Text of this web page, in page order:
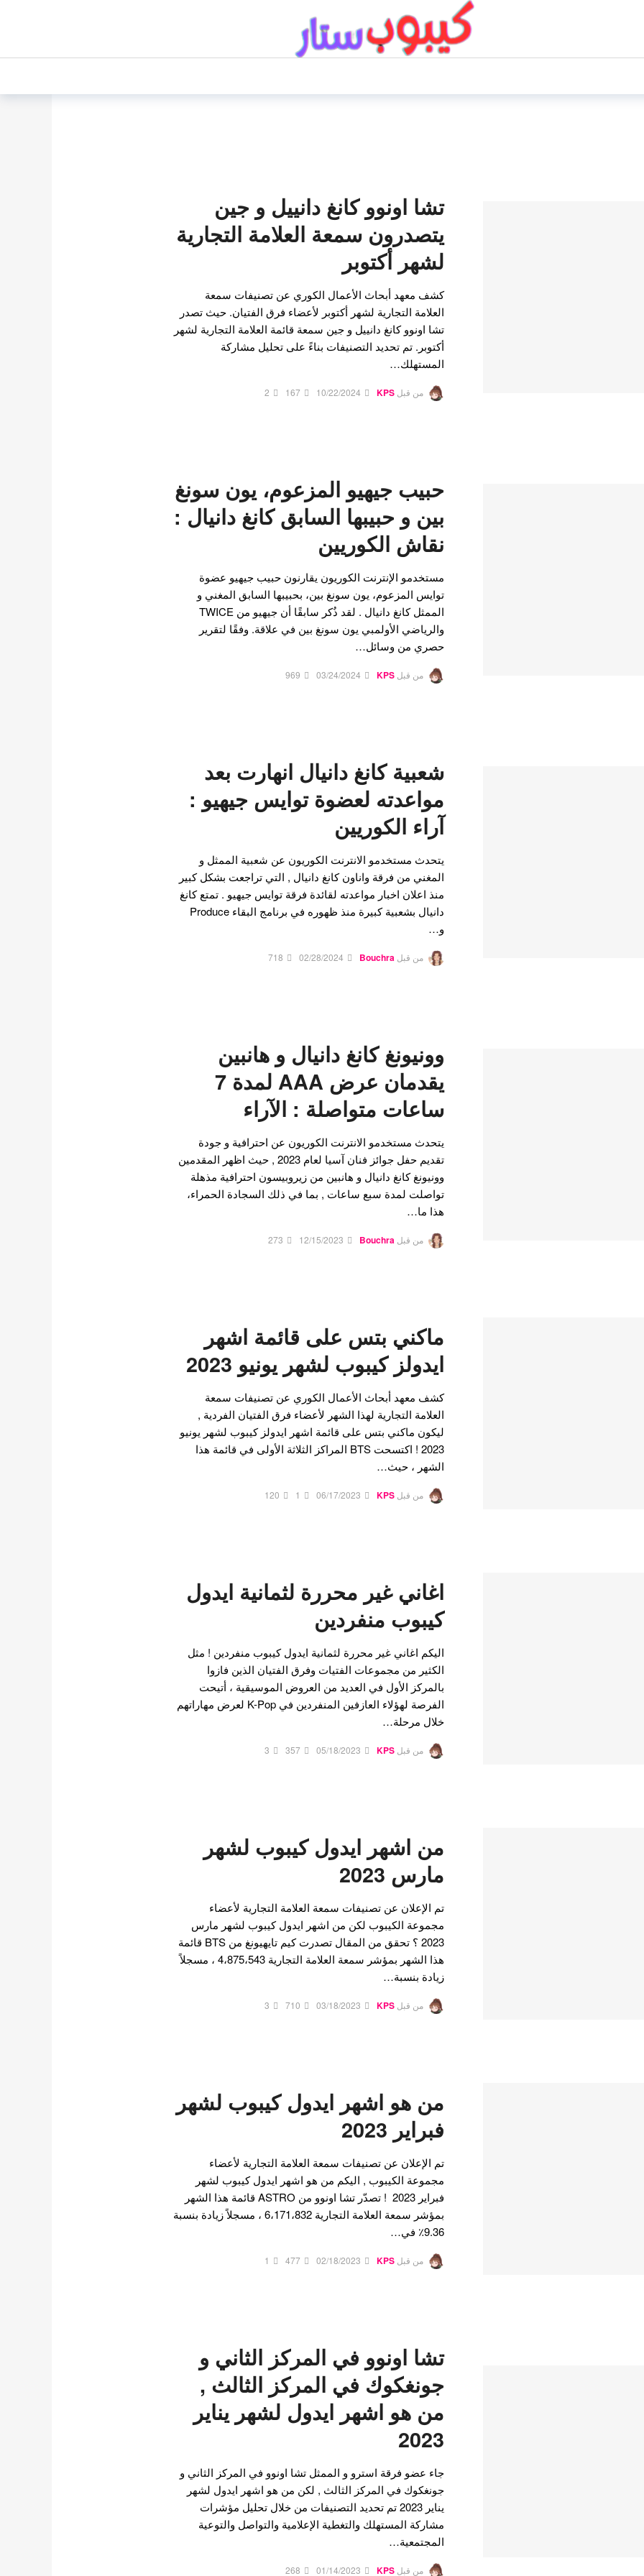
تشا اونوو كانغ دانييل و جين
يتصدرون سمعة العلامة التجارية
لشهر أكتوبر
كشف معهد أبحاث الأعمال الكوري عن تصنيفات سمعة
العلامة التجارية لشهر أكتوبر لأعضاء فرق الفتيان. حيث تصدر
تشا اونوو كانغ دانييل و جين سمعة قائمة العلامة التجارية لشهر
أكتوبر. تم تحديد التصنيفات بناءً على تحليل مشاركة
المستهلك…
من قبل KPS
10/22/2024
167
2
حبيب جيهيو المزعوم، يون سونغ
بين و حبيبها السابق كانغ دانيال :
نقاش الكوريين
مستخدمو الإنترنت الكوريون يقارنون حبيب جيهيو عضوة
توايس المزعوم، يون سونغ بين، بحبيبها السابق المغني و
الممثل كانغ دانيال . لقد ذُكر سابقًا أن جيهيو من TWICE
والرياضي الأولمبي يون سونغ بين في علاقة. وفقًا لتقرير
حصري من وسائل…
من قبل KPS
03/24/2024
969
شعبية كانغ دانيال انهارت بعد
مواعدته لعضوة توايس جيهيو :
آراء الكوريين
يتحدث مستخدمو الانترنت الكوريون عن شعبية الممثل و
المغني من فرقة واناون كانغ دانيال , التي تراجعت بشكل كبير
منذ اعلان اخبار مواعدته لقائدة فرقة توايس جيهيو . تمتع كانغ
دانيال بشعبية كبيرة منذ ظهوره في برنامج البقاء Produce
و…
من قبل Bouchra
02/28/2024
718
وونيونغ كانغ دانيال و هانبين
يقدمان عرض AAA لمدة 7
ساعات متواصلة : الآراء
يتحدث مستخدمو الانترنت الكوريون عن احترافية و جودة
تقديم حفل جوائز فنان آسيا لعام 2023 , حيث اظهر المقدمين
وونيونغ كانغ دانيال و هانبين من زيروبيسون احترافية مذهلة
تواصلت لمدة سبع ساعات , بما في ذلك السجادة الحمراء،
هذا ما…
من قبل Bouchra
12/15/2023
273
ماكني بتس على قائمة اشهر
ايدولز كيبوب لشهر يونيو 2023
كشف معهد أبحاث الأعمال الكوري عن تصنيفات سمعة
العلامة التجارية لهذا الشهر لأعضاء فرق الفتيان الفردية ,
ليكون ماكني بتس على قائمة اشهر ايدولز كيبوب لشهر يونيو
2023 ! اكتسحت BTS المراكز الثلاثة الأولى في قائمة هذا
الشهر ، حيث…
من قبل KPS
06/17/2023
1
120
اغاني غير محررة لثمانية ايدول
كيبوب منفردين
اليكم اغاني غير محررة لثمانية ايدول كيبوب منفردين ! مثل
الكثير من مجموعات الفتيات وفرق الفتيان الذين فازوا
بالمركز الأول في العديد من العروض الموسيقية ، أتيحت
الفرصة لهؤلاء العازفين المنفردين في K-Pop لعرض مهاراتهم
خلال مرحلة…
من قبل KPS
05/18/2023
357
3
من اشهر ايدول كيبوب لشهر
مارس 2023
تم الإعلان عن تصنيفات سمعة العلامة التجارية لأعضاء
مجموعة الكيبوب لكن من اشهر ايدول كيبوب لشهر مارس
2023 ؟ تحقق من المقال تصدرت كيم تايهيونغ من BTS قائمة
هذا الشهر بمؤشر سمعة العلامة التجارية 4،875،543 ، مسجلاً
زيادة بنسبة…
من قبل KPS
03/18/2023
710
3
من هو اشهر ايدول كيبوب لشهر
فبراير 2023
تم الإعلان عن تصنيفات سمعة العلامة التجارية لأعضاء
مجموعة الكيبوب , اليكم من هو اشهر ايدول كيبوب لشهر
فبراير 2023 ! تصدّر تشا اونوو من ASTRO قائمة هذا الشهر
بمؤشر سمعة العلامة التجارية 6،171،832 ، مسجلاً زيادة بنسبة
9.36٪ في…
من قبل KPS
02/18/2023
477
1
تشا اونوو في المركز الثاني و
جونغكوك في المركز الثالث ,
من هو اشهر ايدول لشهر يناير
2023
جاء عضو فرقة استرو و الممثل تشا اونوو في المركز الثاني و
جونغكوك في المركز الثالث , لكن من هو اشهر ايدول لشهر
يناير 2023 تم تحديد التصنيفات من خلال تحليل مؤشرات
مشاركة المستهلك والتغطية الإعلامية والتواصل والتوعية
المجتمعية…
من قبل KPS
01/14/2023
268